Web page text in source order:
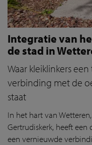
Integratie van
de stad in
Waar kleiklinkers
verbinding met de
staat
In het hart van
Gertrudiskerk, heeft
een vernieuwde